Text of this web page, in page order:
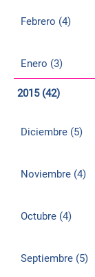
Febrero (4)
Enero (3)
2015 (42)
Diciembre (5)
Noviembre (4)
Octubre (4)
Septiembre (5)